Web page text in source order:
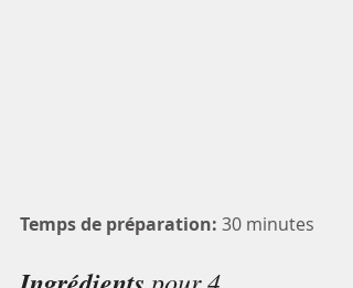
Temps de préparation: 30 minutes